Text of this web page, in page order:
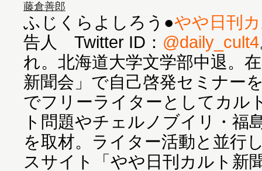
藤倉善郎
ふじくらよしろう●やや日刊
告人 Twitter ID： @daily_cult4
れ。北海道大学文学部中退。
新聞会」で自己啓発セミナー
でフリーライターとしてカル
ト問題やチェルノブイリ・福
を取材。ライター活動と並行
スサイト「やや日刊カルト新